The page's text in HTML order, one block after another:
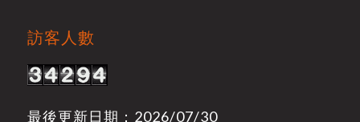
訪客人數
最後更新日期：2026/07/30